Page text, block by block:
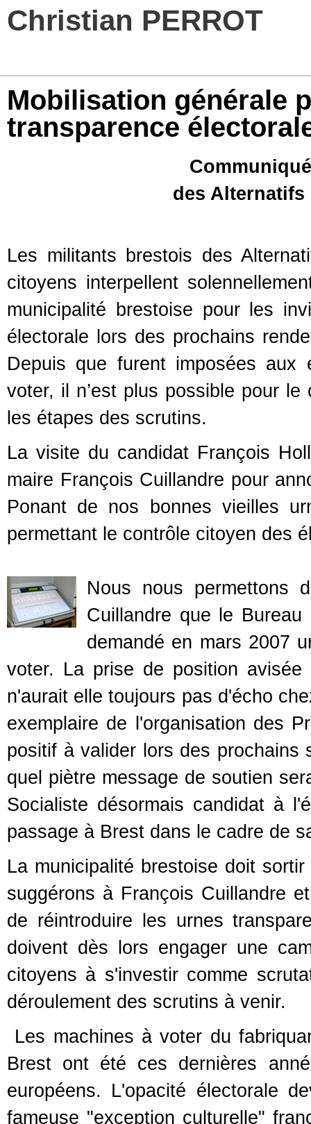
Christian PERROT
Mobilisation générale
transparence
des Alternatifs
Les militants brestois des
citoyens interpellent
municipalité brestoise pour les
électorale lors des prochains
Depuis que furent imposées aux
voter, il n’est plus possible pour
les étapes des scrutins.
La visite du candidat François
maire François Cuillandre pour
Ponant de nos bonnes vieilles
permettant le contrôle citoyen des
Nous nous permettons
Cuillandre que le
demandé en mars 2007
voter. La prise de position
n'aurait elle toujours pas d'écho
exemplaire de l'organisation des
positif à valider lors des prochains
quel piètre message de soutien
Socialiste désormais candidat à
passage à Brest dans le cadre de
La municipalité brestoise doit
suggérons à François Cuillandre
de réintroduire les urnes
doivent dès lors engager une
citoyens à s'investir comme
déroulement des scrutins à venir.
Les machines à voter du
Brest ont été ces dernières
européens. L'opacité électorale
fameuse "exception culturelle"